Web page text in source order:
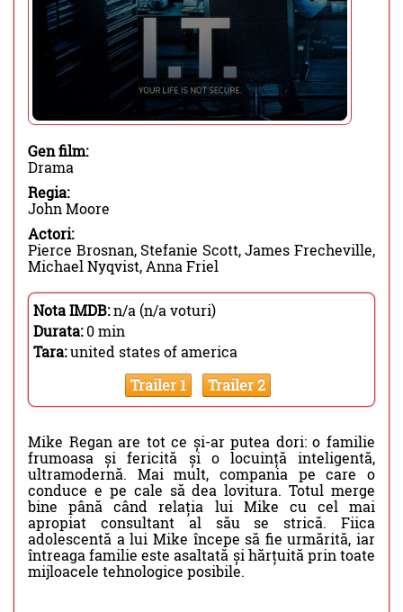
Gen film:
Drama
Regia:
John Moore
Actori:
Pierce Brosnan, Stefanie Scott, James Frecheville,
Michael Nyqvist, Anna Friel
Nota IMDB:n/a (n/a voturi)
Durata:0 min
Tara:united states of america
Trailer 1
Trailer 2
Mike Regan are tot ce și-ar putea dori: o familie
frumoasa și fericită și o locuință inteligentă,
ultramodernă. Mai mult, compania pe care o
conduce e pe cale să dea lovitura. Totul merge
bine până când relația lui Mike cu cel mai
apropiat consultant al său se strică. Fiica
adolescentă a lui Mike începe să fie urmărită, iar
întreaga familie este asaltată și hărțuită prin toate
mijloacele tehnologice posibile.